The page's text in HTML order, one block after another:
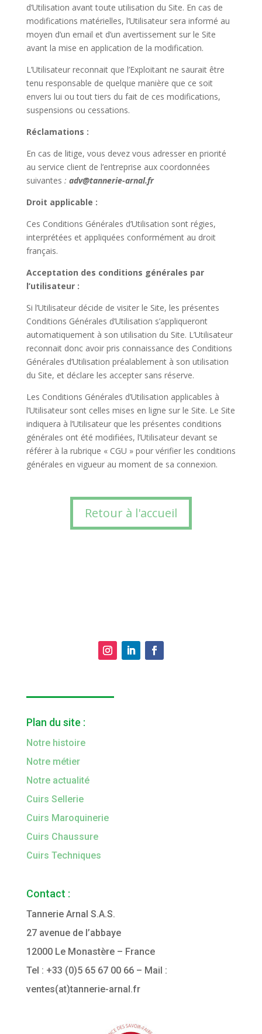
d’Utilisation avant toute utilisation du Site. En cas de
modifications matérielles, l’Utilisateur sera informé au
moyen d’un email et d’un avertissement sur le Site
avant la mise en application de la modification.
L’Utilisateur reconnait que l’Exploitant ne saurait être
tenu responsable de quelque manière que ce soit
envers lui ou tout tiers du fait de ces modifications,
suspensions ou cessations.
Réclamations :
En cas de litige, vous devez vous adresser en priorité
au service client de l’entreprise aux coordonnées
suivantes : adv@tannerie-arnal.fr
Droit applicable :
Ces Conditions Générales d’Utilisation sont régies,
interprétées et appliquées conformément au droit
français.
Acceptation des conditions générales par
l’utilisateur :
Si l’Utilisateur décide de visiter le Site, les présentes
Conditions Générales d’Utilisation s’appliqueront
automatiquement à son utilisation du Site. L’Utilisateur
reconnait donc avoir pris connaissance des Conditions
Générales d’Utilisation préalablement à son utilisation
du Site, et déclare les accepter sans réserve.
Les Conditions Générales d’Utilisation applicables à
l’Utilisateur sont celles mises en ligne sur le Site. Le Site
indiquera à l’Utilisateur que les présentes conditions
générales ont été modifiées, l’Utilisateur devant se
référer à la rubrique « CGU » pour vérifier les conditions
générales en vigueur au moment de sa connexion.
Retour à l'accueil
Plan du site :
Notre histoire
Notre métier
Notre actualité
Cuirs Sellerie
Cuirs Maroquinerie
Cuirs Chaussure
Cuirs Techniques
Contact :
Tannerie Arnal S.A.S.
27 avenue de l’abbaye
12000 Le Monastère – France
Tel : +33 (0)5 65 67 00 66– Mail :
ventes(at)tannerie-arnal.fr